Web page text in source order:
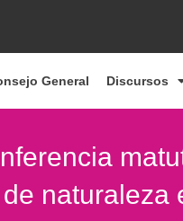
General Discursos
naturaleza